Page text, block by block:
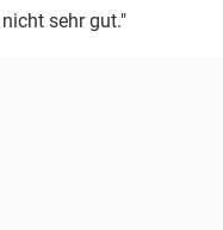
sehr gut."